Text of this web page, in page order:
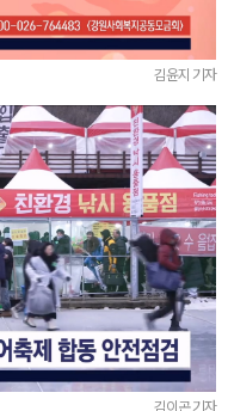
김윤지 기자
김이곤 기자